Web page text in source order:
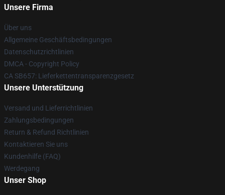
Unsere Firma
Über uns
Allgemeine Geschäftsbedingungen
Datenschutzrichtlinien
DMCA - Copyright Policy
CA SB657: Lieferkettentransparenzgesetz
Unsere Unterstützung
Versand und Lieferrichtlinien
Zahlungsbedingungen
Return & Refund Richtlinien
Kontaktieren Sie uns
Kundenhilfe (FAQ)
Werdegang
Unser Shop